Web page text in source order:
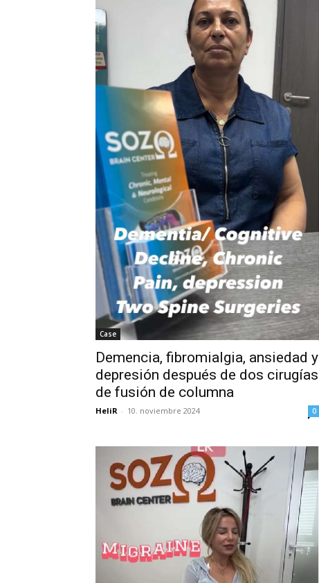
Case
Demencia, fibromialgia, ansiedad y
depresión después de dos cirugías
de fusión de columna
HeliR - 10. noviembre 2024 0